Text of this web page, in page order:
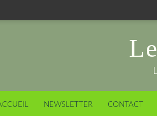
NEWSLETTER CONTACT